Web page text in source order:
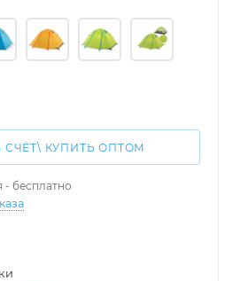
СЧЁТ\ КУПИТЬ ОПТОМ
- бесплатно